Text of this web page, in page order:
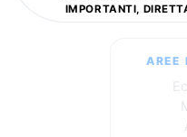
IMPORTANTI,
AREE